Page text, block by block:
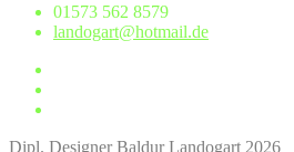
01573 562 8579
landogart@hotmail.de
Dipl. Designer Baldur Landogart 2026